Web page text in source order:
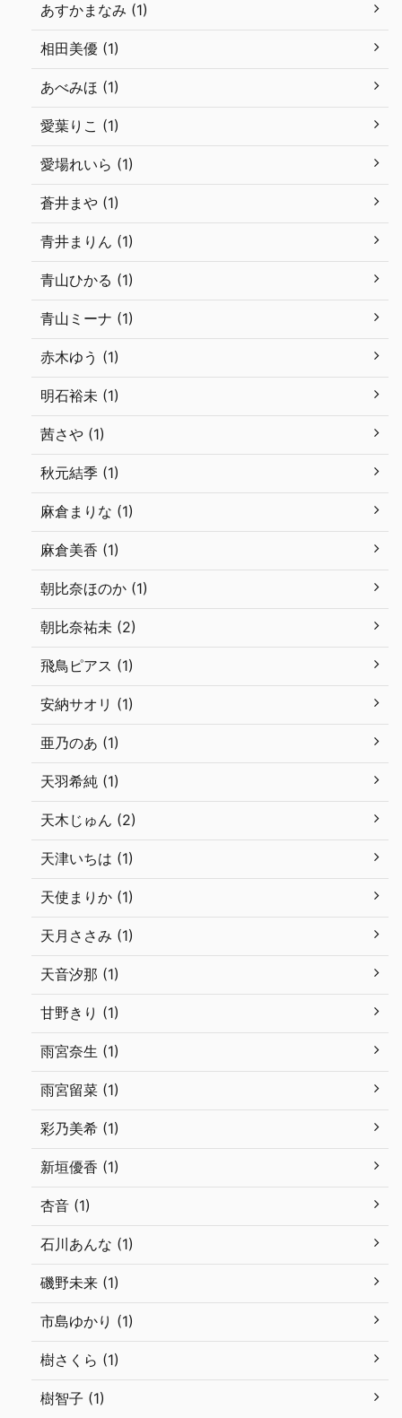
あすかまなみ (1)
相田美優 (1)
あべみほ (1)
愛葉りこ (1)
愛場れいら (1)
蒼井まや (1)
青井まりん (1)
青山ひかる (1)
青山ミーナ (1)
赤木ゆう (1)
明石裕未 (1)
茜さや (1)
秋元結季 (1)
麻倉まりな (1)
麻倉美香 (1)
朝比奈ほのか (1)
朝比奈祐未 (2)
飛鳥ピアス (1)
安納サオリ (1)
亜乃のあ (1)
天羽希純 (1)
天木じゅん (2)
天津いちは (1)
天使まりか (1)
天月ささみ (1)
天音汐那 (1)
甘野きり (1)
雨宮奈生 (1)
雨宮留菜 (1)
彩乃美希 (1)
新垣優香 (1)
杏音 (1)
石川あんな (1)
磯野未来 (1)
市島ゆかり (1)
樹さくら (1)
樹智子 (1)